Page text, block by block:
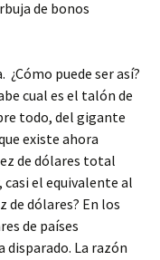
de bonos
puede ser así?
cual es el talón de
todo, del gigante
existe ahora
de dólares total
el equivalente al
de dólares? En los
de países
disparado. La razón